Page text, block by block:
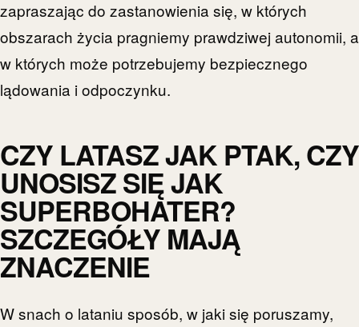
zapraszając do zastanowienia się, w których
obszarach życia pragniemy prawdziwej autonomii, a
w których może potrzebujemy bezpiecznego
lądowania i odpoczynku.
CZY LATASZ JAK PTAK, CZY
UNOSISZ SIĘ JAK
SUPERBOHATER?
SZCZEGÓŁY MAJĄ
ZNACZENIE
W snach o lataniu sposób, w jaki się poruszamy,